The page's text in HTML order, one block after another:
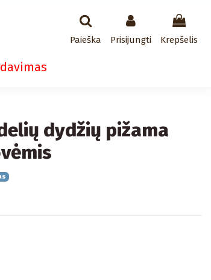
Paieška Prisijungti Krepšelis
dydžių pižama